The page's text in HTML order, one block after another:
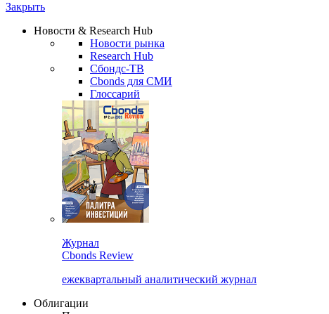
Закрыть
Новости & Research Hub
Новости рынка
Research Hub
Сбондс-ТВ
Cbonds для СМИ
Глоссарий
Журнал
Cbonds Review
ежеквартальный аналитический журнал
Облигации